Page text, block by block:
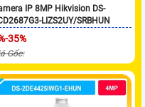
IP 8MP Hikvision DS-
LIZS2UY/SRBHUN
35%
Gốc: